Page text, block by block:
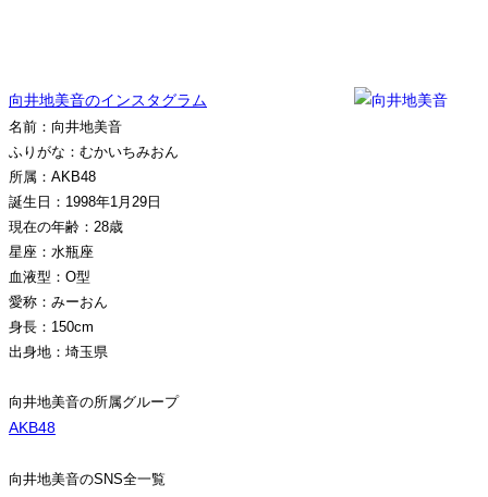
向井地美音のインスタグラム
名前：向井地美音
ふりがな：むかいちみおん
所属：AKB48
誕生日：1998年1月29日
現在の年齢：28歳
星座：水瓶座
血液型：O型
愛称：みーおん
身長：150cm
出身地：埼玉県
向井地美音の所属グループ
AKB48
向井地美音のSNS全一覧